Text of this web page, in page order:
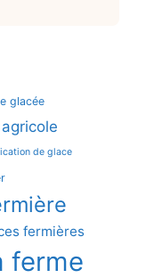
glacée
de glace
fermières
ferme